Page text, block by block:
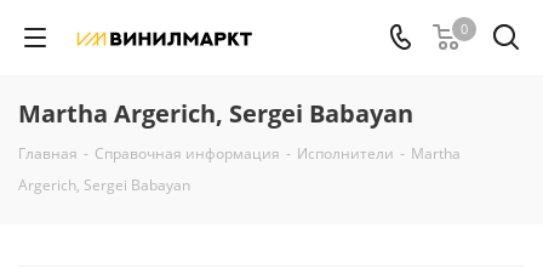
0
Martha Argerich, Sergei Babayan
Главная - Справочная информация - Исполнители - Martha
Argerich, Sergei Babayan